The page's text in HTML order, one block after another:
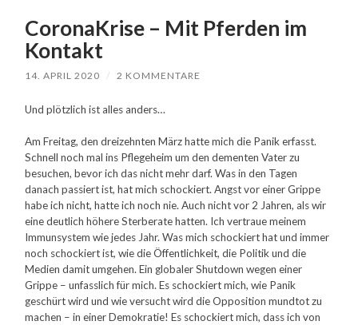
CoronaKrise – Mit Pferden im
Kontakt
14. APRIL 2020 / 2 KOMMENTARE
Und plötzlich ist alles anders…
Am Freitag, den dreizehnten März hatte mich die Panik erfasst.
Schnell noch mal ins Pflegeheim um den dementen Vater zu
besuchen, bevor ich das nicht mehr darf. Was in den Tagen
danach passiert ist, hat mich schockiert. Angst vor einer Grippe
habe ich nicht, hatte ich noch nie. Auch nicht vor 2 Jahren, als wir
eine deutlich höhere Sterberate hatten. Ich vertraue meinem
Immunsystem wie jedes Jahr. Was mich schockiert hat und immer
noch schockiert ist, wie die Öffentlichkeit, die Politik und die
Medien damit umgehen. Ein globaler Shutdown wegen einer
Grippe – unfasslich für mich. Es schockiert mich, wie Panik
geschürt wird und wie versucht wird die Opposition mundtot zu
machen – in einer Demokratie! Es schockiert mich, dass ich von